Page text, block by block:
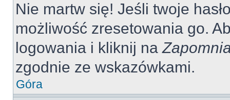
Nie martw się! Jeśli twoje
możliwość zresetowania go.
logowania i kliknij na
zgodnie ze wskazówkami.
Góra